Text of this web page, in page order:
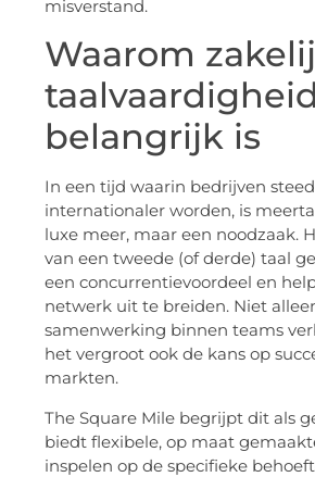
misverstand.
Waarom
taalvaardigheid
belangrijk is
In een tijd waarin bedrijven
internationaler worden, is
luxe meer, maar een noodzaak.
van een tweede (of derde) taal
een concurrentievoordeel en
netwerk uit te breiden. Niet
samenwerking binnen teams
het vergroot ook de kans op
markten.
The Square Mile begrijpt dit als
biedt flexibele, op maat
inspelen op de specifieke